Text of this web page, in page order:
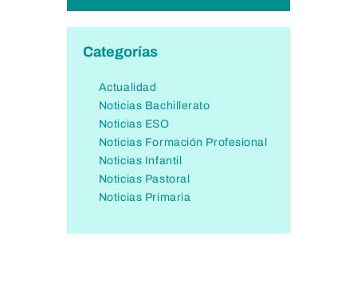
Categorías
Actualidad
Noticias Bachillerato
Noticias ESO
Noticias Formación Profesional
Noticias Infantil
Noticias Pastoral
Noticias Primaria